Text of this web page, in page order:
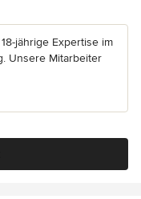
jährige Expertise im
Unsere Mitarbeiter